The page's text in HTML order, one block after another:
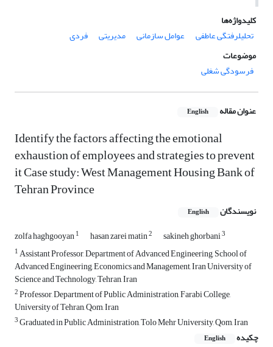
کلیدواژه‌ها
تحلیل­رفتگی عاطفی
عوامل سازمانی مدیریتی
فردی
موضوعات
فرسودگی شغلی
عنوان مقاله English
Identify the factors affecting the emotional
exhaustion of employees and strategies to prevent
itCase study: West Management Housing Bank of
Tehran Province
نویسندگان English
zolfa haghgooyan1 hasan zarei matin2 sakineh ghorbani3
1Assistant Professor, Department of Advanced Engineering, School of
Advanced Engineering, Economics and Management, Iran University of
Science and Technology, Tehran, Iran
2Professor, Department of Public Administration, Farabi College,
University of Tehran, Qom, Iran
3Graduated in Public Administration, Tolo Mehr University, Qom, Iran
چکیده
English